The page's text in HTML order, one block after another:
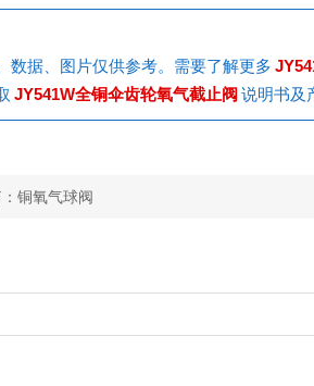
数据、图片仅供参考。需要了解更多
JY541W全铜伞齿轮氧气截止阀 说明书及
铜氧气球阀